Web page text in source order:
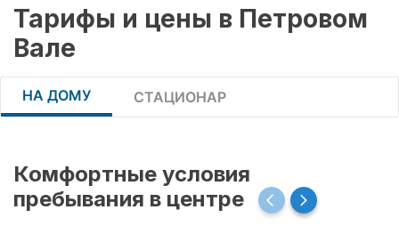
Тарифы и цены в Петровом
Вале
НА ДОМУ СТАЦИОНАР
Комфортные условия
пребывания в центре